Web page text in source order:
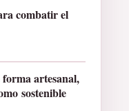
combatir el
artesanal,
sostenible